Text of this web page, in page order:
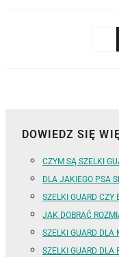
DOWIEDZ SIĘ
CZYM SĄ SZELKI
DLA JAKIEGO PSA
SZELKI GUARD CZY
JAK DOBRAĆ
SZELKI GUARD DLA
SZELKI GUARD DLA